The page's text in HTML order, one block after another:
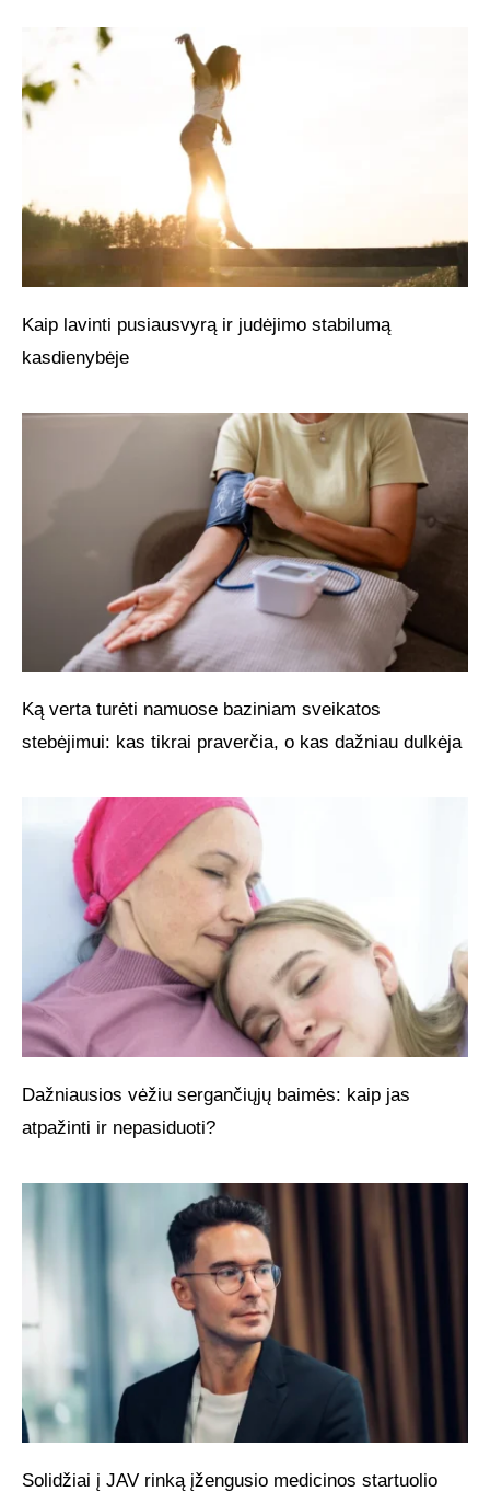
Kaip lavinti pusiausvyrą ir judėjimo stabilumą
kasdienybėje
Ką verta turėti namuose baziniam sveikatos
stebėjimui: kas tikrai praverčia, o kas dažniau dulkėja
Dažniausios vėžiu sergančiųjų baimės: kaip jas
atpažinti ir nepasiduoti?
Solidžiai į JAV rinką įžengusio medicinos startuolio